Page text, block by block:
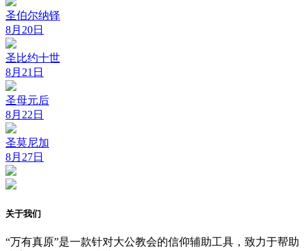
圣伯尔纳铎
8月20日
圣比约十世
8月21日
圣母元后
8月22日
圣莫尼加
8月27日
关于我们
“万有真原”是一款针对大公教会的信仰辅助工具，致力于帮助